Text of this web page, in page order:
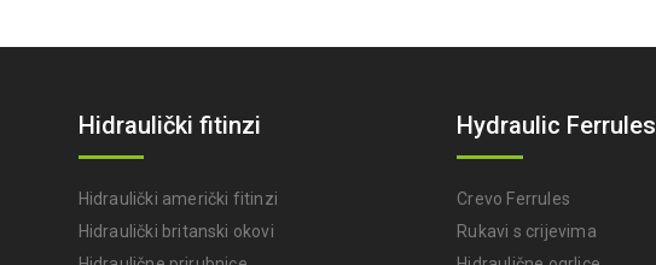
Hidraulički fitinzi
Hidraulički američki fitinzi
Hidraulički britanski okovi
Hydraulic Ferrules
Crevo Ferrules
Rukavi s crijevima